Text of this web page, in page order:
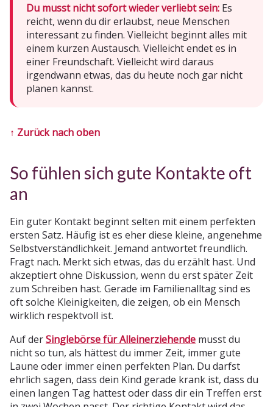
Du musst nicht sofort wieder verliebt sein: Es
reicht, wenn du dir erlaubst, neue Menschen
interessant zu finden. Vielleicht beginnt alles mit
einem kurzen Austausch. Vielleicht endet es in
einer Freundschaft. Vielleicht wird daraus
irgendwann etwas, das du heute noch gar nicht
planen kannst.
↑ Zurück nach oben
So fühlen sich gute Kontakte oft
an
Ein guter Kontakt beginnt selten mit einem perfekten
ersten Satz. Häufig ist es eher diese kleine, angenehme
Selbstverständlichkeit. Jemand antwortet freundlich.
Fragt nach. Merkt sich etwas, das du erzählt hast. Und
akzeptiert ohne Diskussion, wenn du erst später Zeit
zum Schreiben hast. Gerade im Familienalltag sind es
oft solche Kleinigkeiten, die zeigen, ob ein Mensch
wirklich respektvoll ist.
Auf derSinglebörse für Alleinerziehende musst du
nicht so tun, als hättest du immer Zeit, immer gute
Laune oder immer einen perfekten Plan. Du darfst
ehrlich sagen, dass dein Kind gerade krank ist, dass du
einen langen Tag hattest oder dass dir ein Treffen erst